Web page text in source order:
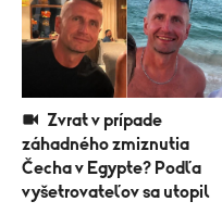
záhadného zmiznutia
Čecha v Egypte? Podľa
vyšetrovateľov sa utopil